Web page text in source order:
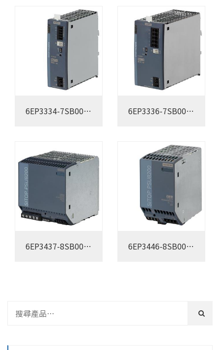
6EP3334-7SB00-
6EP3336-7SB00-
6EP3437-8SB00-
6EP3446-8SB00-